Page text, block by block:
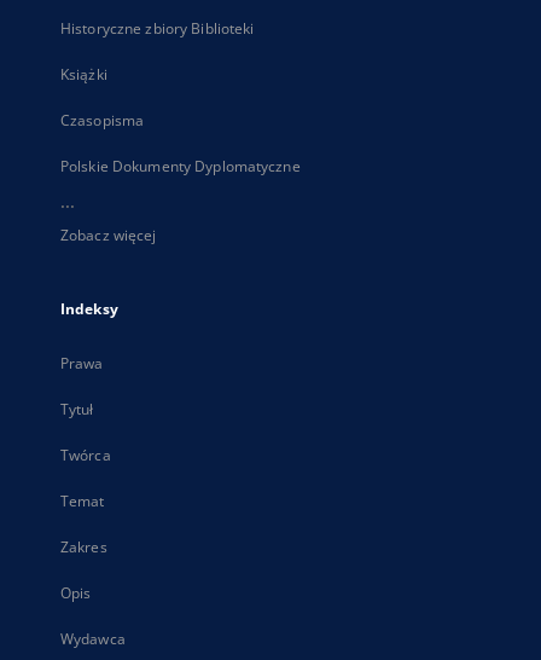
Historyczne zbiory Biblioteki
Książki
Czasopisma
Polskie Dokumenty Dyplomatyczne
...
Zobacz więcej
Indeksy
Prawa
Tytuł
Twórca
Temat
Zakres
Opis
Wydawca